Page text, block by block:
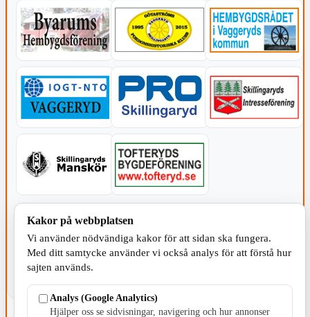
Kakor på webbplatsen
Vi använder nödvändiga kakor för att sidan ska fungera.
Med ditt samtycke använder vi också analys för att förstå hur
sajten används.
Analys (Google Analytics)
Hjälper oss se sidvisningar, navigering och hur annonser